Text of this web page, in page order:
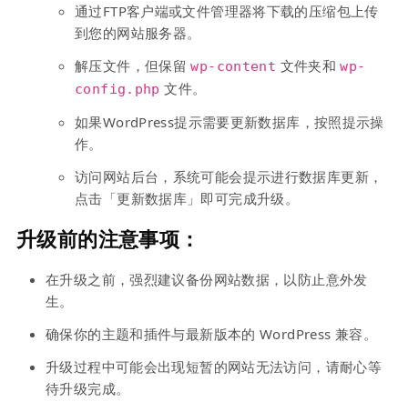
通过FTP客户端或文件管理器将下载的压缩包上传
到您的网站服务器。
解压文件，但保留wp-content 文件夹和wp-
config.php 文件。
如果WordPress提示需要更新数据库，按照提示操
作。
访问网站后台，系统可能会提示进行数据库更新，
点击「更新数据库」即可完成升级。
升级前的注意事项：
在升级之前，强烈建议备份网站数据，以防止意外发
生。
确保你的主题和插件与最新版本的 WordPress 兼容。
升级过程中可能会出现短暂的网站无法访问，请耐心等
待升级完成。